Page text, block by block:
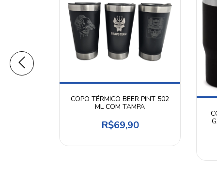
COPO TÉRMICO BEER PINT 502
ML COM TAMPA
R$69,90